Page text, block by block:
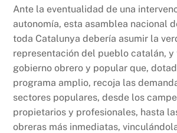
Ante la eventualidad de una
autonomía, esta asamblea nacional
toda Catalunya debería asumir la
representación del pueblo catalán, y
gobierno obrero y popular que,
programa amplio, recoja las
sectores populares, desde los
propietarios y profesionales, hasta
obreras más inmediatas,